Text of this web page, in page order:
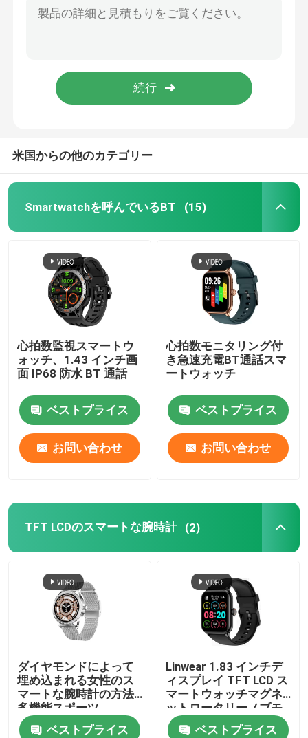
GPSスマートウォッチ
古典的な様式Smartwatch
スポーツのBluetoothのスマートな腕時計
Simカード スマートな腕時計
NFCのスマートな腕時計
防水女性のSmartwatch
米国からの他のカテゴリー
Smartwatchを呼んでいるBT (15)
心拍数監視スマートウ
ォッチ、1.43 インチ画
面 IP68 防水 BT 通話
ベストプライス
お問い合わせ
心拍数モニタリング付
き急速充電BT通話スマ
ートウォッチ
ベストプライス
お問い合わせ
TFT LCDのスマートな腕時計 (2)
ダイヤモンドによって
埋め込まれる女性のス
マートな腕時計の方法
多機能スポーツ
ベストプライス
Linwear 1.83 インチデ
ィスプレイ TFT LCD ス
マートウォッチマグネ
ットロータリーノブモ
ダンファッション
ベストプライス